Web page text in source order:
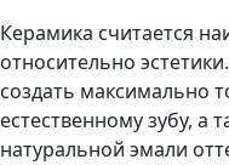
Керамика считается
относительно
создать максимально
естественному зубу, а
натуральной эмали